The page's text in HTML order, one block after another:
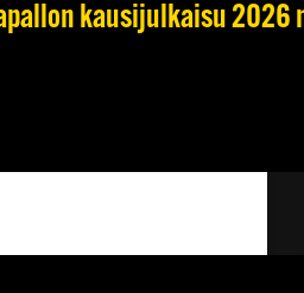
kausijulkaisu 2026